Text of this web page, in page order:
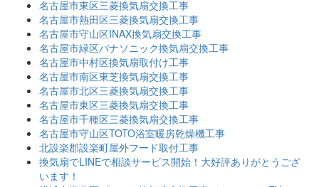
名古屋市東区三菱換気扇交換工事
名古屋市熱田区三菱換気扇交換工事
名古屋市守山区INAX換気扇交換工事
名古屋市緑区パナソニック換気扇交換工事
名古屋市中村区換気扇取付け工事
名古屋市南区東芝換気扇交換工事
名古屋市北区三菱換気扇交換工事
名古屋市東区三菱換気扇交換工事
名古屋市千種区三菱換気扇交換工事
名古屋市守山区TOTO浴室暖房乾燥機工事
北設楽郡設楽町屋外フード取付工事
換気扇でLINEで相談サービス開始！大好評ありがとうござ
います！